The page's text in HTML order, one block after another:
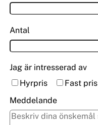
Antal
Jag är intresserad av
Hyrpris
Fast pris
Meddelande